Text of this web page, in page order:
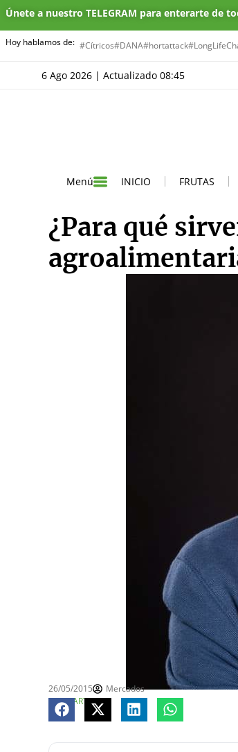
Únete a nuestro TELEGRAM para enterarte de
Hoy hablamos de: #Cítricos#DANA#hortattack
6 Ago 2026 | Actualizado 08:45
Menú INICIO FRUTAS
¿Para qué
26/05/2015
Mercados
COMPARTE